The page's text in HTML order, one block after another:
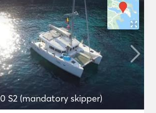
S2 (mandatory skipper)